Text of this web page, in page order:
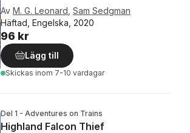
Av M. G. Leonard Sam Sedgman
Häftad, Engelska, 2020
96 kr
Lägg till
Skickas inom 7-10 vardagar
Del 1 - Adventures on Trains
Highland Falcon Thief